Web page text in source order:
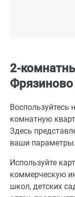
2-
Фрязиново
Воспользуйтесь
комнатную
Здесь
ваши параметры.
Используйте
коммерческую
школ, детских